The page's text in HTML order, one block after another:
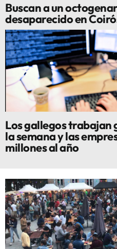
Buscan a un
desaparecido en
Los gallegos trabajan
la semana y las
millones al año